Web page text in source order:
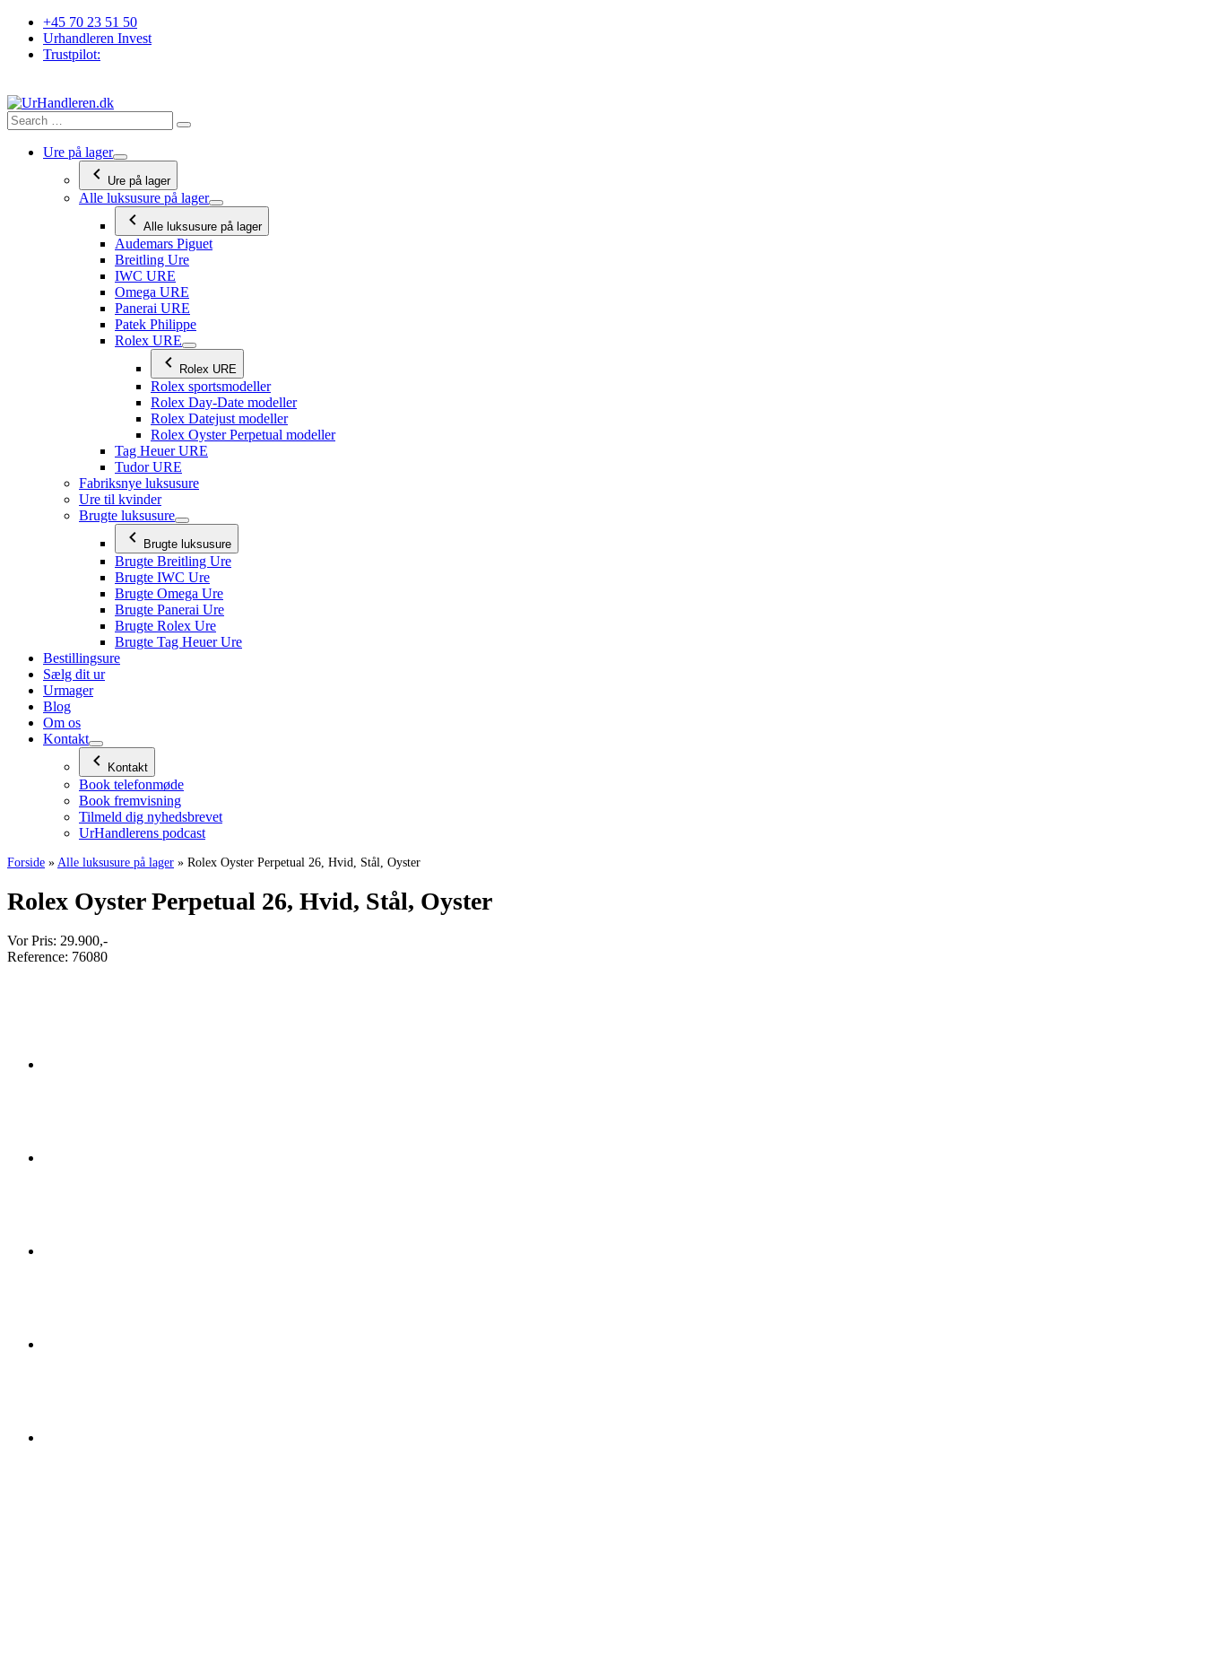
Videre
indhold
+45 70 23 51 50
Urhandleren Invest
Trustpilot:
Ure på lager
Ure på lager
Alle luksusure på lager
Alle luksusure på lager
Audemars Piguet
Breitling Ure
IWC URE
Omega URE
Panerai URE
Patek Philippe
Rolex URE
Rolex URE
Rolex sportsmodeller
Rolex Day-Date modeller
Rolex Datejust modeller
Rolex Oyster Perpetual modeller
Tag Heuer URE
Tudor URE
Fabriksnye luksusure
Ure til kvinder
Brugte luksusure
Brugte luksusure
Brugte Breitling Ure
Brugte IWC Ure
Brugte Omega Ure
Brugte Panerai Ure
Brugte Rolex Ure
Brugte Tag Heuer Ure
Bestillingsure
Sælg dit ur
Urmager
Blog
Om os
Kontakt
Kontakt
Book telefonmøde
Book fremvisning
Tilmeld dig nyhedsbrevet
UrHandlerens podcast
Forside » Alle luksusure på lager » Rolex Oyster Perpetual 26, Hvid, Stål, Oyster
Rolex Oyster Perpetual 26, Hvid, Stål, Oyster
Vor Pris: 29.900,-
Reference: 76080